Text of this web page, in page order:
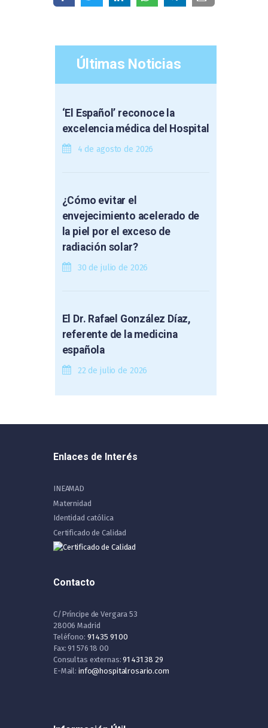
Últimas Noticias
‘El Español’ reconoce la
excelencia médica del Hospital
4 de agosto de 2026
¿Cómo evitar el
envejecimiento acelerado de
la piel por el exceso de
radiación solar?
30 de julio de 2026
El Dr. Rafael González Díaz,
referente de la medicina
española
22 de julio de 2026
Enlaces de Interés
INEAMAD
Maternidad
Identidad católica
Certificado de Calidad
Contacto
C/Príncipe de Vergara 53
28006 Madrid
Teléfono: 91 435 91 00
Fax: 91 576 18 00
Consultas externas:91 431 38 29
E-Mail: info@hospitalrosario.com